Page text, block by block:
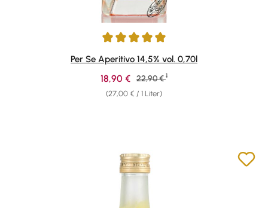
Durchschnittliche Bewertung von 5 von 5 Sternen
Per Se Aperitivo 14,5% vol. 0,70l
(27,00 € / 1 Liter)
Verkaufspreis:
18,90 € Regulärer Preis:
22,90 € 1